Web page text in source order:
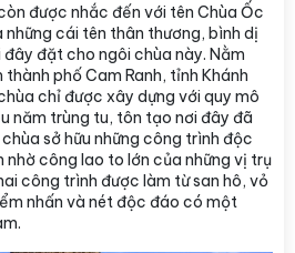
được nhắc đến với tên Chùa Ốc
những cái tên thân thương, bình dị
đặt cho ngôi chùa này. Nằm
phố Cam Ranh, tỉnh Khánh
chỉ được xây dựng với quy mô
năm trùng tu, tôn tạo nơi đây đã
sở hữu những công trình độc
nhờ công lao to lớn của những vị trụ
công trình được làm từ san hô, vỏ
nhấn và nét độc đáo có một